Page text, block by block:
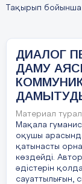
Тақырып бойынша
ДИАЛОГ
ДАМУ
Материал
Мақала
оқушы
қатынасты
көздейді.
әдістерін
сауаттылығын,